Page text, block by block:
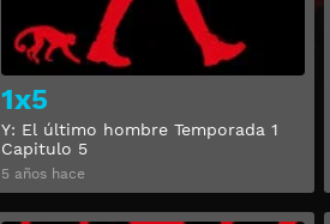
1x5
Y: El último hombre Temporada 1
Capitulo 5
5 años hace